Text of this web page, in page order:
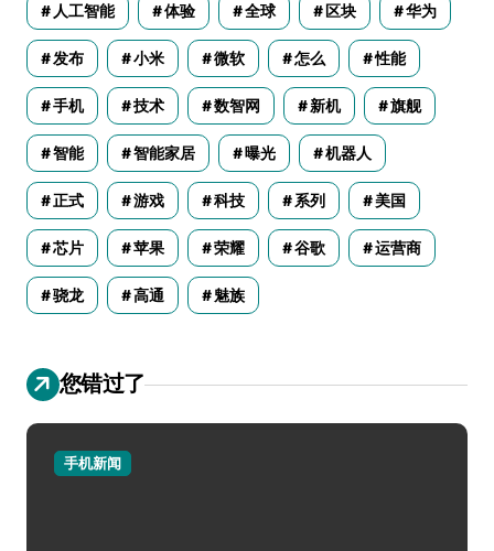
人工智能 体验 全球 区块 华为
发布 小米 微软 怎么 性能
手机 技术 数智网 新机 旗舰
智能 智能家居 曝光 机器人
正式 游戏 科技 系列 美国
芯片 苹果 荣耀 谷歌 运营商
骁龙 高通 魅族
您错过了
手机新闻